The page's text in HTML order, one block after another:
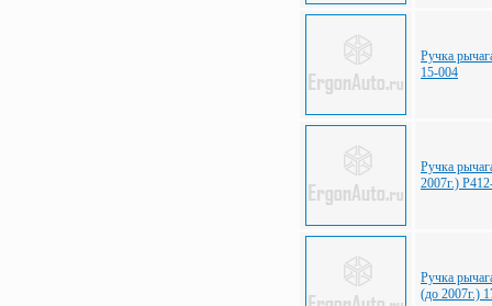
Ручка
15-004
Ручка
2007г.)
Ручка
(до 2007г.)